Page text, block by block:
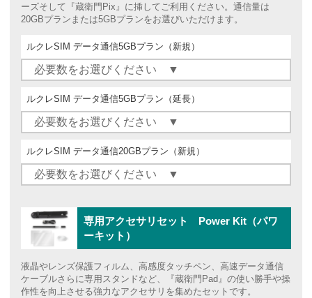
ーズそして『蔵衛門Pix』に挿してご利用ください。通信量は
20GBプランまたは5GBプランをお選びいただけます。
ルクレSIM データ通信5GBプラン（新規）
ルクレSIM データ通信5GBプラン（延長）
ルクレSIM データ通信20GBプラン（新規）
専用アクセサリセット Power Kit（パワ
ーキット）
液晶やレンズ保護フィルム、高感度タッチペン、高速データ通信
ケーブルさらに専用スタンドなど、『蔵衛門Pad』の使い勝手や操
作性を向上させる強力なアクセサリを集めたセットです。